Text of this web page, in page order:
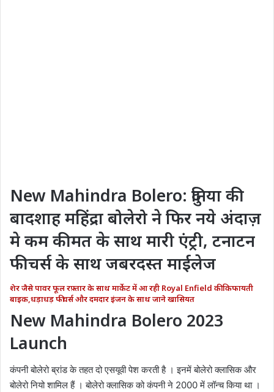
New Mahindra Bolero: दुनिया की
बादशाह महिंद्रा बोलेरो ने फिर नये अंदाज़
मे कम कीमत के साथ मारी एंट्री, टनाटन
फीचर्स के साथ जबरदस्त माईलेज
शेर जैसे पावर फूल रफ़्तार के साथ मार्केट में आ रही Royal Enfield की किफायती
बाइक,धड़ाधड़ फीचर्स और दमदार इंजन के साथ जाने खासियत
New Mahindra Bolero 2023
Launch
कंपनी बोलेरो ब्रांड के तहत दो एसयूवी पेश करती है । इनमें बोलेरो क्लासिक और
बोलेरो नियो शामिल हैं । बोलेरो क्लासिक को कंपनी ने 2000 में लॉन्च किया था ।